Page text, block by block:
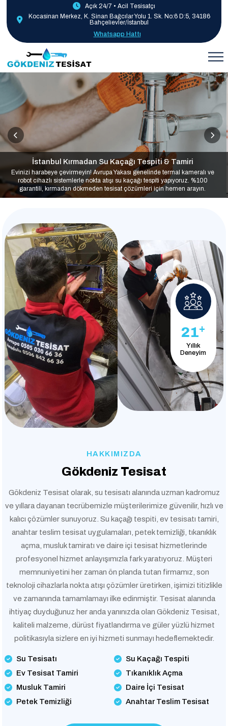
Açık 24/7 • Acil Tesisatçı
Kocasinan Merkez, K. Sinan Bağcılar Yolu 1. Sk. No:6 D:5, 34186
Bahçelievler/İstanbul
Whatsapp Hattı
İstanbul Kırmadan Su Kaçağı Tespiti & Tamiri
Evinizi harabeye çevirmeyin! Avrupa Yakası genelinde termal kameralı ve
robot cihazlı sistemlerle nokta atışı su kaçağı tespiti yapıyoruz. %100
garantili, kırmadan dökmeden tesisat çözümleri için hemen arayın.
21+
Yıllık
Deneyim
HAKKIMIZDA
Gökdeniz Tesisat
Gökdeniz Tesisat olarak, su tesisatı alanında uzman kadromuz
ve yıllara dayanan tecrübemizle müşterilerimize güvenilir, hızlı ve
kalıcı çözümler sunuyoruz. Su kaçağı tespiti, ev tesisatı tamiri,
anahtar teslim tesisat uygulamaları, petek temizliği, tıkanıklık
açma, musluk tamiratı ve daire içi tesisat hizmetlerinde
profesyonel hizmet anlayışımızla fark yaratıyoruz. Müşteri
memnuniyetini her zaman ön planda tutan firmamız, son
teknoloji cihazlarla nokta atışı çözümler üretirken, işimizi titizlikle
ve zamanında tamamlamayı ilke edinmiştir. Tesisat alanında
ihtiyaç duyduğunuz her anda yanınızda olan Gökdeniz Tesisat,
kaliteli malzeme, dürüst fiyatlandırma ve güler yüzlü hizmet
politikasıyla sizlere en iyi hizmeti sunmayı hedeflemektedir.
Su Tesisatı
Su Kaçağı Tespiti
Ev Tesisat Tamiri
Tıkanıklık Açma
Musluk Tamiri
Daire İçi Tesisat
Petek Temizliği
Anahtar Teslim Tesisat